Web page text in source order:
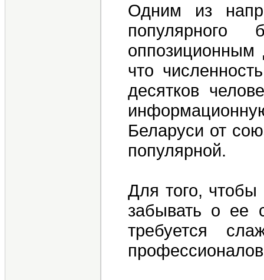
Одним из
популярного
что
десятков
Беларуси от
популярной.
Для того,
забывать о ее
требуется